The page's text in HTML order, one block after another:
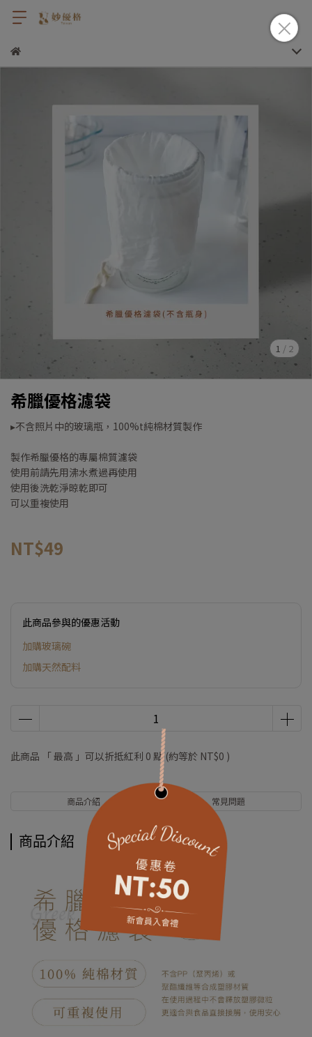
1 / 2
希臘優格濾袋
▸不含照片中的玻璃瓶，100%t純棉材質製作
製作希臘優格的專屬棉質濾袋
使用前請先用沸水煮過再使用
使用後洗乾淨晾乾即可
可以重複使用
NT$49
此商品參與的優惠活動
加購玻璃碗
加購天然配料
此商品 「 最高 」可以折抵紅利 0 點 (約等於 NT$0 )
商品介紹 常見問題
商品介紹